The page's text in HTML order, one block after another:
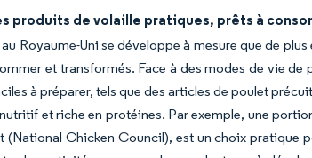
produits de volaille pratiques, prêts à
Royaume-Uni se développe à mesure que de
et transformés. Face à des modes de vie
à préparer, tels que des articles de poulet
et riche en protéines. Par exemple, une
(National Chicken Council), est un choix pratique